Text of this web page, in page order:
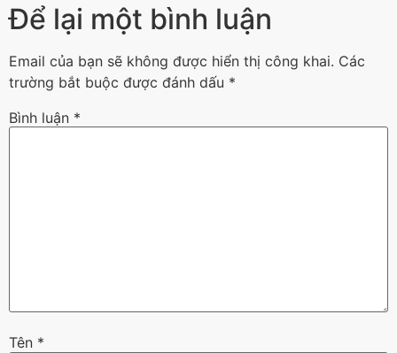
Để lại một bình luận
Email của bạn sẽ không được hiển thị công khai. Các
trường bắt buộc được đánh dấu *
Bình luận *
Tên *